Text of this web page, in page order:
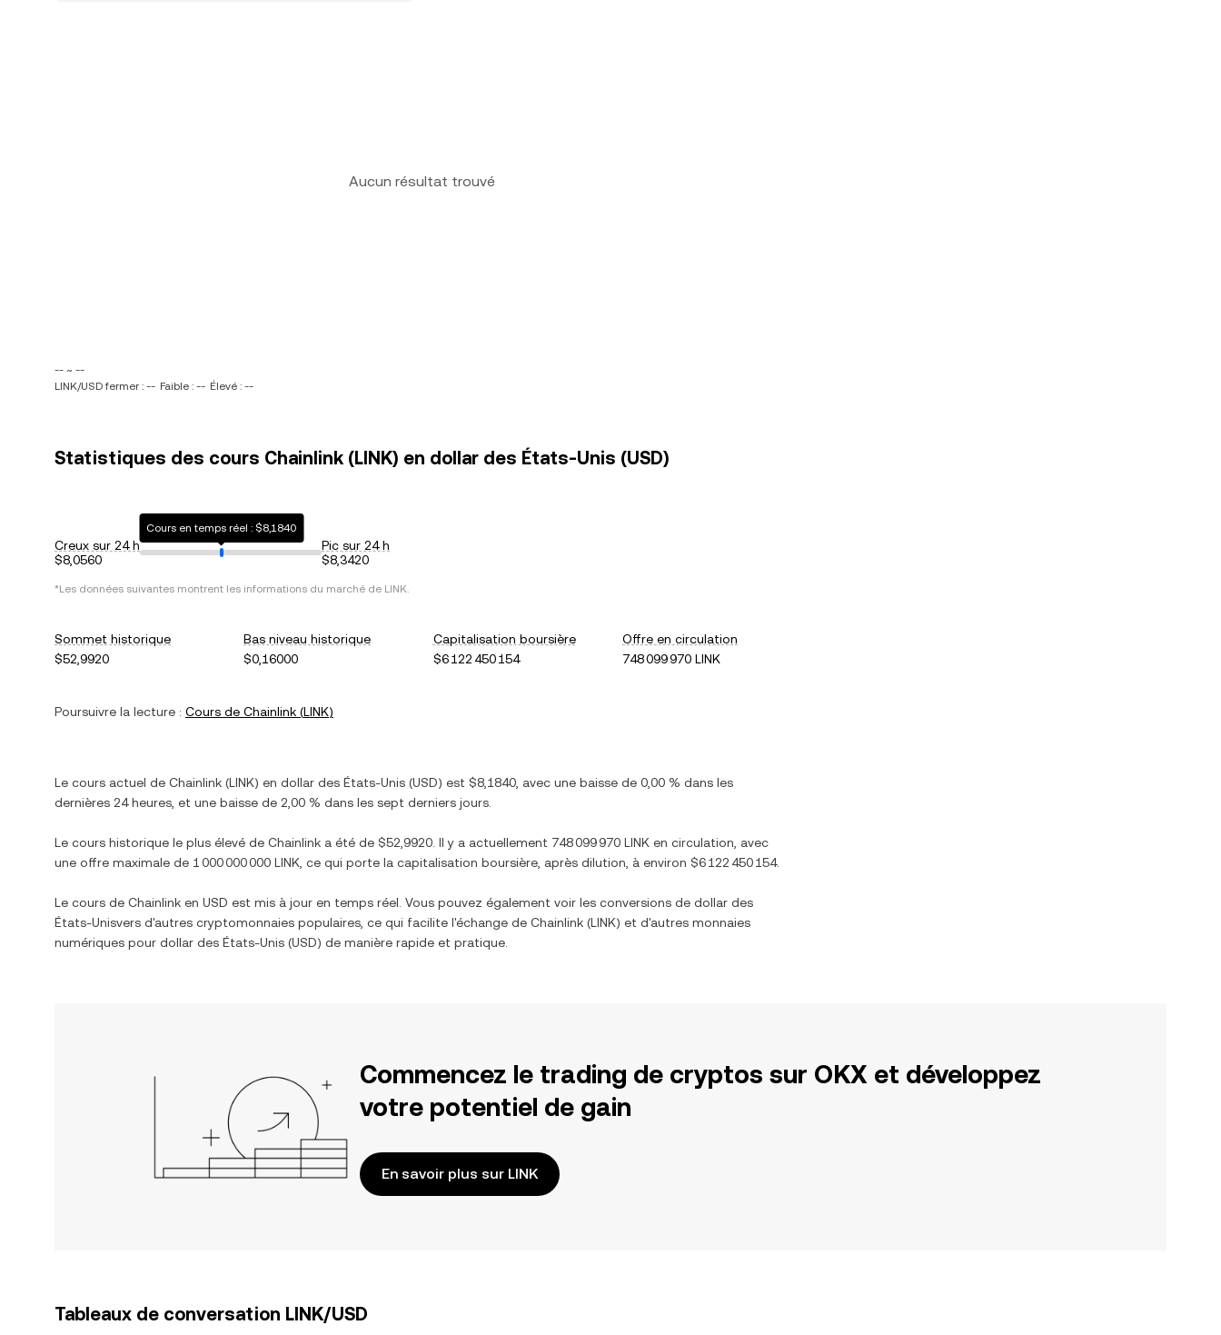
Aucun résultat trouvé
-- ~ --
LINK/USD fermer : -- Faible : -- Élevé : --
Statistiques des cours Chainlink (LINK) en dollar des États-Unis (USD)
Creux sur 24 h
$8,0560
Cours en temps réel : $8,1840
Pic sur 24 h
$8,3420
*Les données suivantes montrent les informations du marché de LINK.
Sommet historique
$52,9920
Bas niveau historique
$0,16000
Capitalisation boursière
$6 122 450 154
Offre en circulation
748 099 970 LINK
Poursuivre la lecture : Cours de Chainlink (LINK)
Le cours actuel de Chainlink (LINK) en dollar des États-Unis (USD) est $8,1840 , avec une baisse de 0,00 % dans les
dernières 24 heures, et une baisse de 2,00 % dans les sept derniers jours.
Le cours historique le plus élevé de Chainlink a été de $52,9920 . Il y a actuellement 748 099 970 LINK en circulation, avec
une offre maximale de 1 000 000 000 LINK , ce qui porte la capitalisation boursière, après dilution, à environ $6 122 450 154.
Le cours de Chainlink en USD est mis à jour en temps réel. Vous pouvez également voir les conversions de dollar des
États-Unisvers d'autres cryptomonnaies populaires, ce qui facilite l'échange de Chainlink (LINK) et d'autres monnaies
numériques pour dollar des États-Unis (USD) de manière rapide et pratique.
Commencez le trading de cryptos sur OKX et développez
votre potentiel de gain
En savoir plus sur LINK
Tableaux de conversation LINK/USD